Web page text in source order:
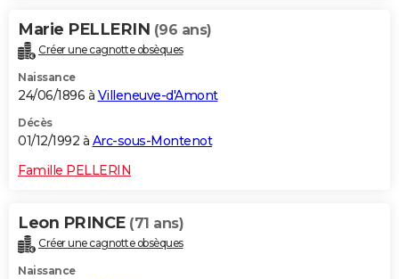
Marie PELLERIN (96 ans)
Créer une cagnotte obsèques
Naissance
24/06/1896 à Villeneuve-d'Amont
Décès
01/12/1992 à Arc-sous-Montenot
Famille PELLERIN
Leon PRINCE (71 ans)
Créer une cagnotte obsèques
Naissance